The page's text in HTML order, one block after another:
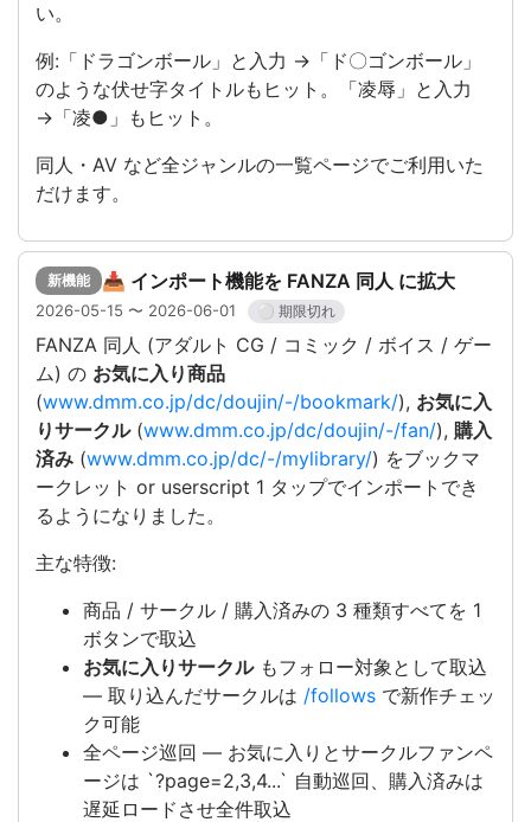
い。
例:「ドラゴンボール」と入力 →「ド〇ゴンボール」
のような伏せ字タイトルもヒット。「凌辱」と入力
→「凌●」もヒット。
同人・AV など全ジャンルの一覧ページでご利用いた
だけます。
新機能 📥 インポート機能を FANZA 同人 に拡大
2026-05-15 〜 2026-06-01 ⚪ 期限切れ
FANZA 同人 (アダルト CG / コミック / ボイス / ゲー
ム) の お気に入り商品
(www.dmm.co.jp/dc/doujin/-/bookmark/), お気に入
りサークル(www.dmm.co.jp/dc/doujin/-/fan/), 購入
済み (www.dmm.co.jp/dc/-/mylibrary/) をブックマ
ークレット or userscript 1 タップでインポートでき
るようになりました。
主な特徴:
商品 / サークル / 購入済みの 3 種類すべてを 1
ボタンで取込
お気に入りサークルもフォロー対象として取込
— 取り込んだサークルは /follows で新作チェッ
ク可能
全ページ巡回 — お気に入りとサークルファンペ
ージは `?page=2,3,4...` 自動巡回、購入済みは
遅延ロードさせ全件取込